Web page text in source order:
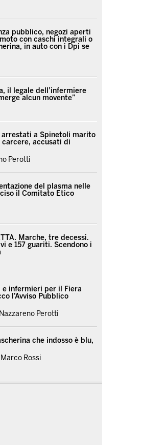
pubblico, negozi aperti
con caschi integrali o
in auto con i Dpi se
il legale dell’infermiere
alcun movente”
arrestati a Spinetoli marito
carcere, accusati di
Perotti
del plasma nelle
il Comitato Etico
Marche, tre decessi.
e 157 guariti. Scendono i
e infermieri per il Fiera
l’Avviso Pubblico
Perotti
che indosso è blu,
Rossi